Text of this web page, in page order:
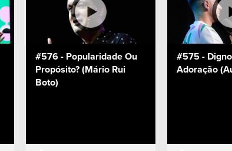
#576 - Popularidade Ou
Propósito? (Mário Rui
Boto)
#575 -
Adoração